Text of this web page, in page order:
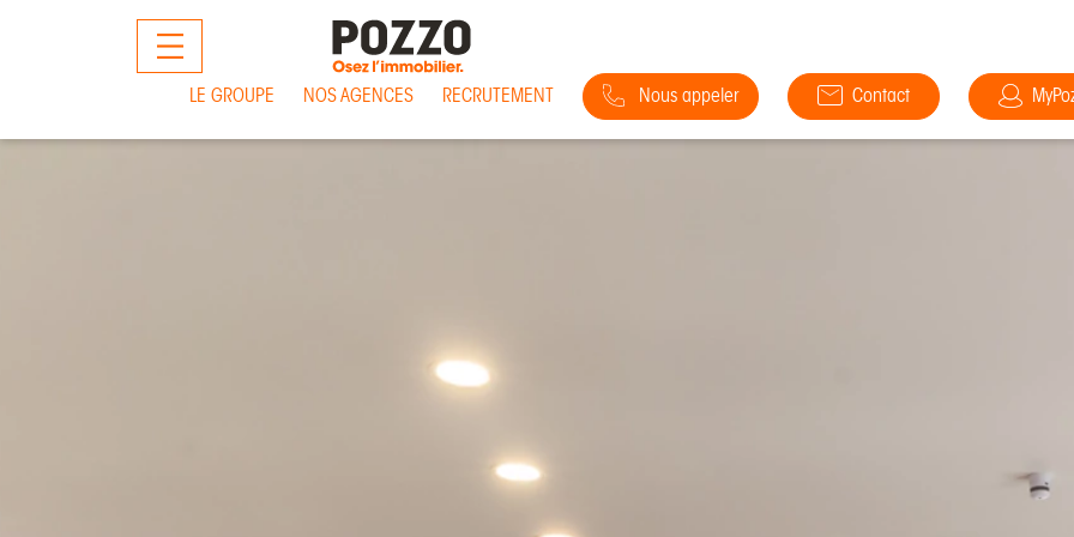
LE GROUPE NOS AGENCES RECRUTEMENT Nous appeler Contact